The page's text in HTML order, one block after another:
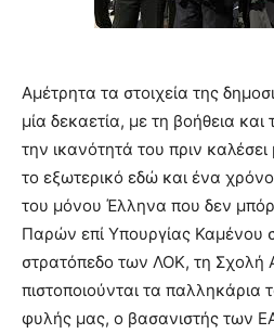
Αμέτρητα τα στοιχεία της
μία δεκαετία, με τη βοήθεια
την ικανότητά του πριν
το εξωτερικό εδώ και ένα
του μόνου Έλληνα που δεν
Παρών επί Υπουργίας Καμένου
στρατόπεδο των ΛΟΚ, τη Σχολή
πιστοποιούνται τα παλληκάρια
φυλής μας, ο βασανιστής των